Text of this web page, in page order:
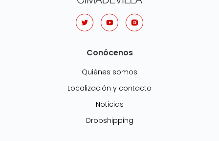
Conócenos
Quiénes somos
Localización y contacto
Noticias
Dropshipping